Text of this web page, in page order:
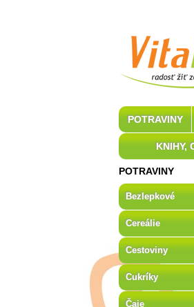
POTRAVINY
Bezlepkové
Cereálie
Cestoviny
Cukríky
Čaje
POTRAVINY
KNIHY,